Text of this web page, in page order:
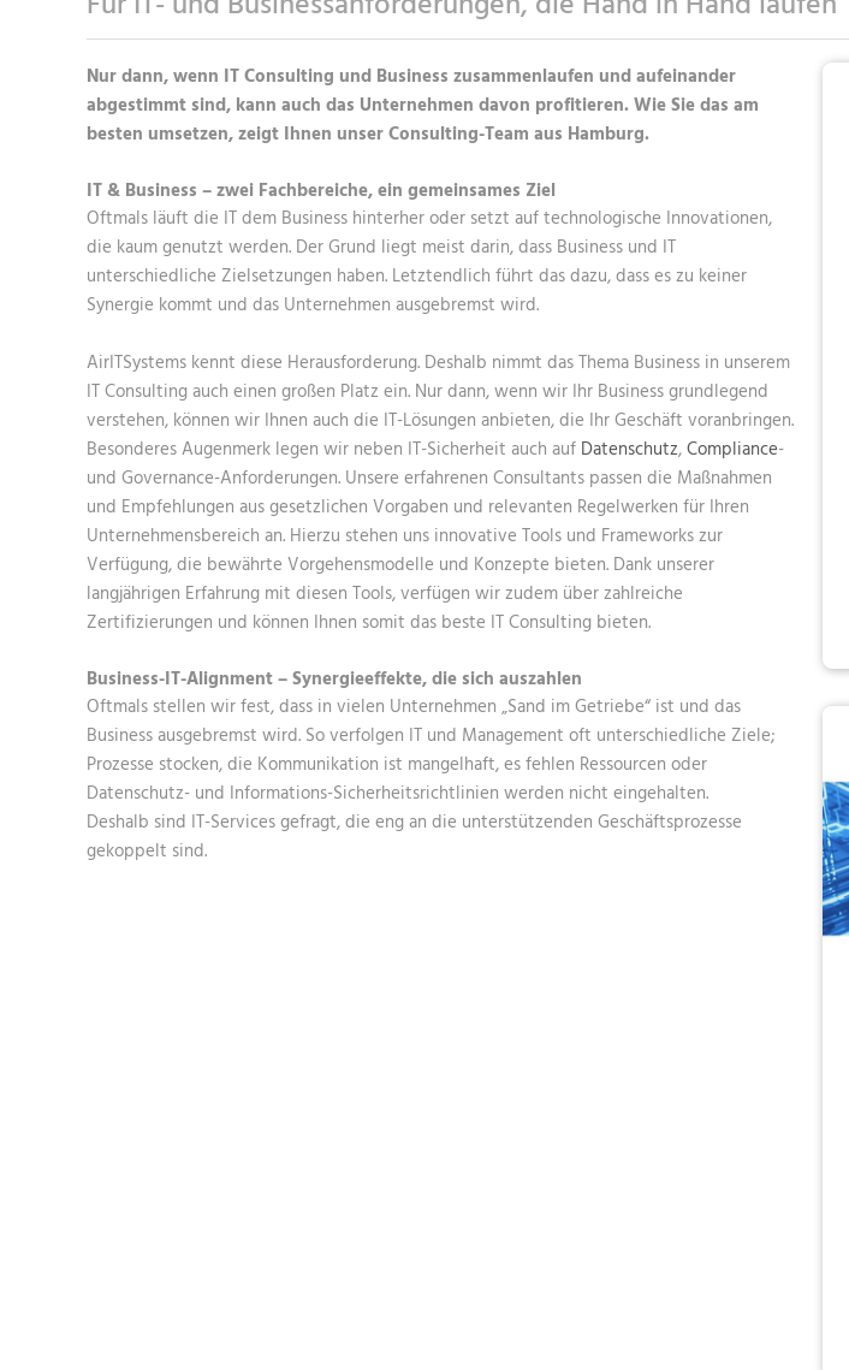
Nur dann, wenn IT Consulting und Business zusammenlaufen und aufeinander
abgestimmt sind, kann auch das Unternehmen davon profitieren. Wie Sie das am
besten umsetzen, zeigt Ihnen unser Consulting-Team aus Hamburg.
IT & Business – zwei Fachbereiche, ein gemeinsames Ziel
Oftmals läuft die IT dem Business hinterher oder setzt auf technologische Innovationen,
die kaum genutzt werden. Der Grund liegt meist darin, dass Business und IT
unterschiedliche Zielsetzungen haben. Letztendlich führt das dazu, dass es zu keiner
Synergie kommt und das Unternehmen ausgebremst wird.
AirITSystems kennt diese Herausforderung. Deshalb nimmt das Thema Business in unserem
IT Consulting auch einen großen Platz ein. Nur dann, wenn wir Ihr Business grundlegend
verstehen, können wir Ihnen auch die IT-Lösungen anbieten, die Ihr Geschäft voranbringen.
Besonderes Augenmerk legen wir neben IT-Sicherheit auch auf Datenschutz,Compliance-
und Governance-Anforderungen. Unsere erfahrenen Consultants passen die Maßnahmen
und Empfehlungen aus gesetzlichen Vorgaben und relevanten Regelwerken für Ihren
Unternehmensbereich an. Hierzu stehen uns innovative Tools und Frameworks zur
Verfügung, die bewährte Vorgehensmodelle und Konzepte bieten. Dank unserer
langjährigen Erfahrung mit diesen Tools, verfügen wir zudem über zahlreiche
Zertifizierungen und können Ihnen somit das beste IT Consulting bieten.
Business-IT-Alignment – Synergieeffekte, die sich auszahlen
Oftmals stellen wir fest, dass in vielen Unternehmen „Sand im Getriebe“ ist und das
Business ausgebremst wird. So verfolgen IT und Management oft unterschiedliche Ziele;
Prozesse stocken, die Kommunikation ist mangelhaft, es fehlen Ressourcen oder
Datenschutz- und Informations-Sicherheitsrichtlinien werden nicht eingehalten.
Deshalb sind IT-Services gefragt, die eng an die unterstützenden Geschäftsprozesse
gekoppelt sind.